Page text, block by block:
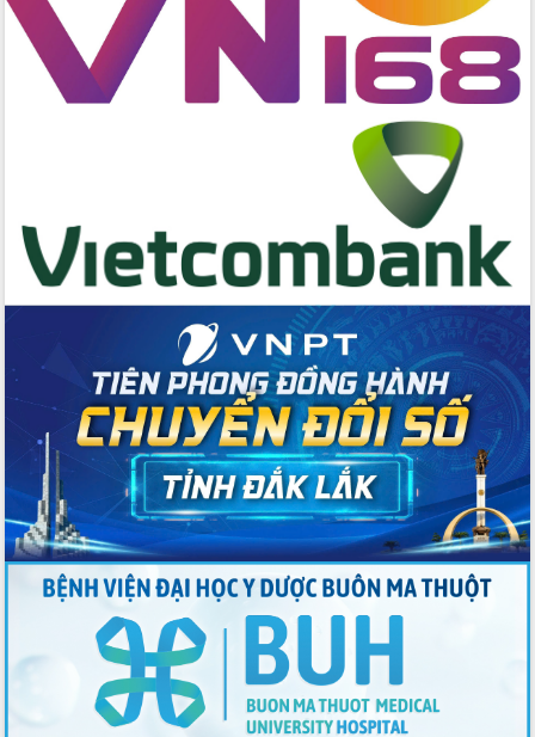
Ứng dụng sinh trắc học - Bước tiến
trong hành trình chuyển đổi số tại Đắk
Lắk
Đắk Lắk nâng cao hiệu quả công tác
Tập huấn nâng cao năng lực triển khai
chuyển đổi số cho cán bộ, công chức
cấp xã
Đắk Lắk phát động hưởng ứng Ngày
Quyền của người tiêu dùng Việt Nam
Đẩy mạnh cải cách hành chính, quyết
tâm đạt được mục tiêu tăng trưởng
hai con số trong năm 2026
Tổ chức trang trọng Lễ hội Đền thờ
Lương Văn Chánh năm 2026
Phó Bí thư Tỉnh ủy Đắk Lắk Đỗ Hữu
Huy giữ chức Bí thư Đảng ủy Ủy Ban
Nhân dân tỉnh
Bệnh án điện tử thúc đẩy chuyển đổi
Chuyển đổi số thư viện: Mở rộng
không gian tri thức trong thời đại số
Đánh giá, rút kinh nghiệm công tác tổ
chức diễn tập trước ngày bầu cử